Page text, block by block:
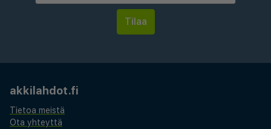
akkilahdot.fi
Tietoa meistä
Ota yhteyttä